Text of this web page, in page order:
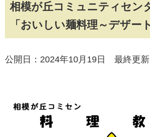
相模が丘コミュニティセン
「おいしい麺料理～デザー
公開日：2024年10月19日 最終更新